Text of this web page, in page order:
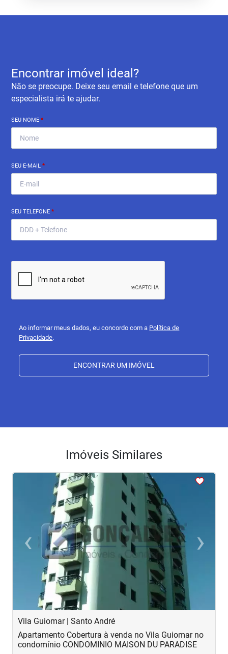
Encontrar imóvel ideal?
Não se preocupe. Deixe seu email e telefone que um
especialista irá te ajudar.
SEU NOME*
SEU E-MAIL*
SEU TELEFONE*
Ao informar meus dados, eu concordo com a Política de
Privacidade.
ENCONTRAR UM IMÓVEL
Imóveis Similares
<
‹Previous ›
Next
Vila Guiomar | Santo André
Apartamento Cobertura à venda no Vila Guiomar no
condomínio CONDOMINIO MAISON DU PARADISE